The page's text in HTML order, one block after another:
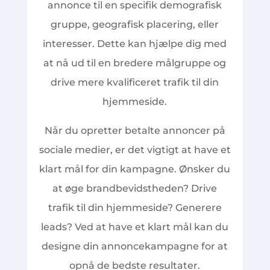
annonce til en specifik demografisk
gruppe, geografisk placering, eller
interesser. Dette kan hjælpe dig med
at nå ud til en bredere målgruppe og
drive mere kvalificeret trafik til din
hjemmeside.
Når du opretter betalte annoncer på
sociale medier, er det vigtigt at have et
klart mål for din kampagne. Ønsker du
at øge brandbevidstheden? Drive
trafik til din hjemmeside? Generere
leads? Ved at have et klart mål kan du
designe din annoncekampagne for at
opnå de bedste resultater.